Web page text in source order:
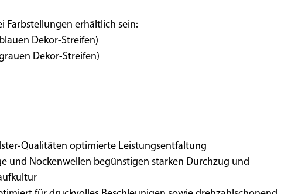
Farbstellungen erhältlich sein:
Dekor-Streifen)
Dekor-Streifen)
Qualitäten optimierte Leistungsentfaltung
Nockenwellen begünstigen starken Durchzug und